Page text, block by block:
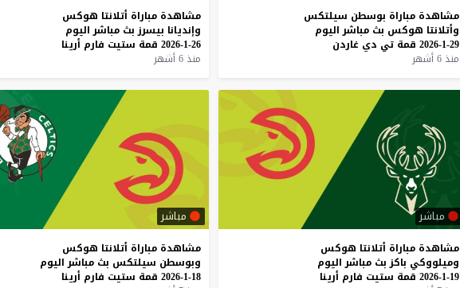
مشاهدة مباراة بوسطن سيلتكس
وأتلانتا هوكس بث مباشر اليوم
29-1-2026
قمة تي دي غاردن
منذ 6 أشهر
مشاهدة مباراة أتلانتا هوكس
وإنديانا بيسرز بث مباشر اليوم
26-1-2026
قمة ستيت فارم أرينا
منذ 6 أشهر
مباشر
مشاهدة مباراة أتلانتا هوكس
وميلووكي باكز بث مباشر اليوم
19-1-2026
قمة ستيت فارم أرينا
مباشر
مشاهدة مباراة أتلانتا هوكس
وبوسطن سيلتكس بث مباشر اليوم
18-1-2026
قمة ستيت فارم أرينا